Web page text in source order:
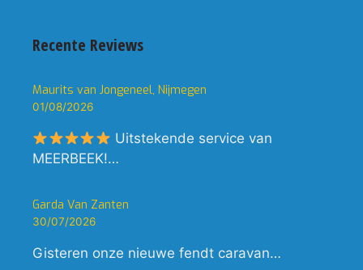
Recente Reviews
Maurits van Jongeneel, Nijmegen
01/08/2026
Uitstekende service van
MEERBEEK!…
Garda Van Zanten
30/07/2026
Gisteren onze nieuwe fendt caravan…